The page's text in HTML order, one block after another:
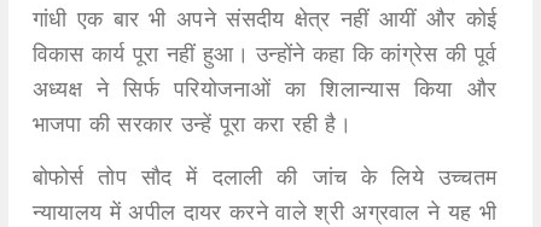
गांधी एक बार भी अपने संसदीय क्षेत्र नहीं आयीं और कोई
विकास कार्य पूरा नहीं हुआ। उन्होंने कहा कि कांग्रेस की पूर्व
अध्यक्ष ने सिर्फ परियोजनाओं का शिलान्यास किया और
भाजपा की सरकार उन्हें पूरा करा रही है।
बोफोर्स तोप सौद में दलाली की जांच के लिये उच्चतम
न्यायालय में अपील दायर करने वाले श्री अग्रवाल ने यह भी